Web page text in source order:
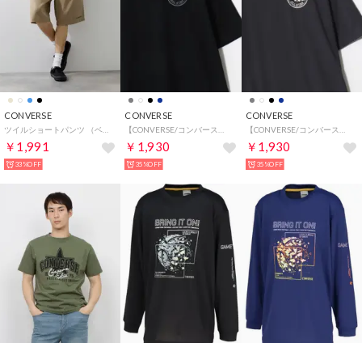
CONVERSE
￥1,991
33%OFF
CONVERSE
￥1,930
35%OFF
CONVERSE
￥1,930
35%OFF